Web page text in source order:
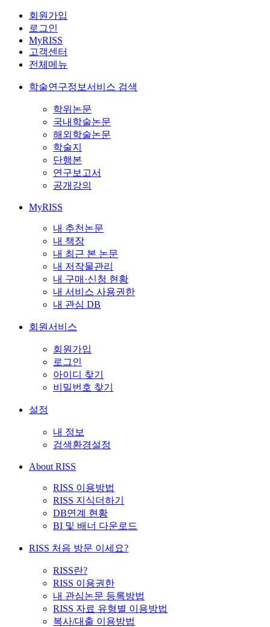
회원가입
로그인
MyRISS
고객센터
전체메뉴
학술연구정보서비스 검색
학위논문
국내학술논문
해외학술논문
학술지
단행본
연구보고서
공개강의
MyRISS
내 추천논문
내 책장
내 최근 본 논문
내 저작물관리
내 구매·신청 현황
내 서비스 사용권한
내 관심 DB
회원서비스
회원가입
로그인
아이디 찾기
비밀번호 찾기
설정
내 정보
검색환경설정
About RISS
RISS 이용방법
RISS 지식더하기
DB연계 현황
BI 및 배너 다운로드
RISS 처음 방문 이세요?
RISS란?
RISS 이용권한
내 관심논문 등록방법
RISS 자료 유형별 이용방법
복사/대출 이용방법